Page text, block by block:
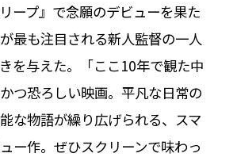
ープ』で念願のデビューを果た
最も注目される新人監督の一人
を与えた。「ここ10年で観た中
つ恐ろしい映画。平凡な日常の
な物語が繰り広げられる、スマ
ー作。ぜひスクリーンで味わっ